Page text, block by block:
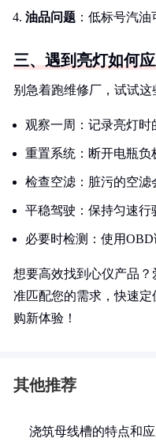
油品问题 ：低标号汽
三、遇到亮灯如何
别急着跑维修厂，试试这
观察一周：记录亮灯时
重置系统：断开电瓶负
检查空滤：脏污的空滤
平稳驾驶：保持匀速行
必要时检测：使用
想要高效找到心仪产品
准匹配您的需求，快速
购新体验！
其他推荐
浇筑母线槽的特点和